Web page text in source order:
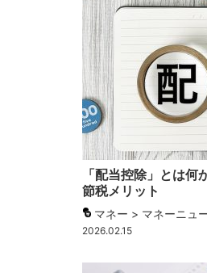
「配当控除」とは何
節税メリット
マネー > マネーニュ
2026.02.15